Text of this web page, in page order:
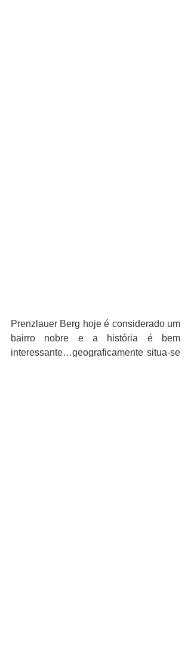
Prenzlauer Berg hoje é considerado um
bairro nobre e a história é bem
interessante…geograficamente situa-se